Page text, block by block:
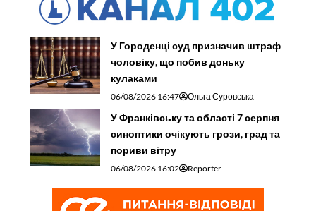
У Городенці суд призначив штраф
чоловіку, що побив доньку
кулаками
06/08/2026 16:47 Ольга Суровська
У Франківську та області 7 серпня
синоптики очікують грози, град та
пориви вітру
06/08/2026 16:02 Reporter